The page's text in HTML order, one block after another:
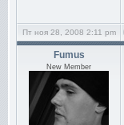
Пт ноя 28, 2008 2:11 pm
Fumus
New Member